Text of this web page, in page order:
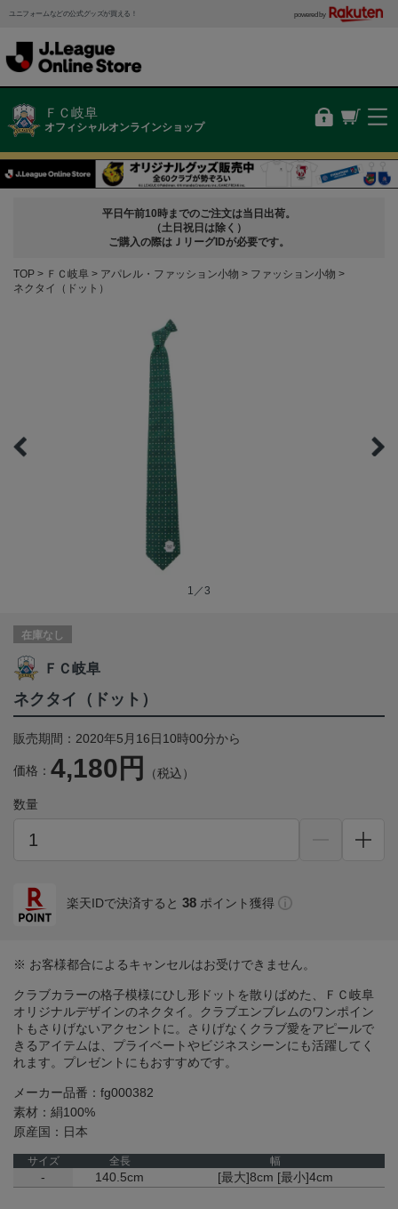
ユニフォームなどの公式グッズが買える！ powered by
ＦＣ岐阜
オフィシャルオンラインショップ
平日午前10時までのご注文は当日出荷。
（土日祝日は除く）
ご購入の際はＪリーグIDが必要です。
TOP ＦＣ岐阜 アパレル・ファッション小物
ファッション小物
ネクタイ（ドット）
1／3
在庫なし
ＦＣ岐阜
ネクタイ（ドット）
販売期間：2020年5月16日10時00分から
価格： 4,180円 （税込）
数量
楽天IDで決済すると 38 ポイント獲得
※ お客様都合によるキャンセルはお受けできません。
クラブカラーの格子模様にひし形ドットを散りばめた、ＦＣ岐阜
オリジナルデザインのネクタイ。クラブエンブレムのワンポイン
トもさりげないアクセントに。さりげなくクラブ愛をアピールで
きるアイテムは、プライベートやビジネスシーンにも活躍してく
れます。プレゼントにもおすすめです。
メーカー品番：fg000382
素材：絹100%
原産国：日本
サイズ 全長 幅
- 140.5cm [最大]8cm [最小]4cm